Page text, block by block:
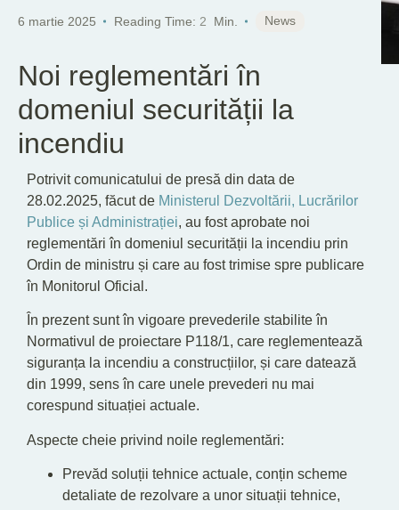
6 martie 2025 Reading Time: 2 Min. News
Noi reglementări în
domeniul securității la
incendiu
Potrivit comunicatului de presă din data de
28.02.2025, făcut de Ministerul Dezvoltării, Lucrărilor
Publice și Administrației, au fost aprobate noi
reglementări în domeniul securității la incendiu prin
Ordin de ministru și care au fost trimise spre publicare
în Monitorul Oficial.
În prezent sunt în vigoare prevederile stabilite în
Normativul de proiectare P118/1, care reglementează
siguranța la incendiu a construcțiilor, și care datează
din 1999, sens în care unele prevederi nu mai
corespund situației actuale.
Aspecte cheie privind noile reglementări:
Prevăd soluții tehnice actuale, conțin scheme
detaliate de rezolvare a unor situații tehnice,